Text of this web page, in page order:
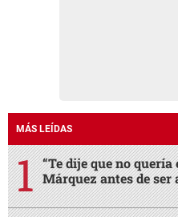
MÁS LEÍDAS
“Te dije que no quería
Márquez antes de ser